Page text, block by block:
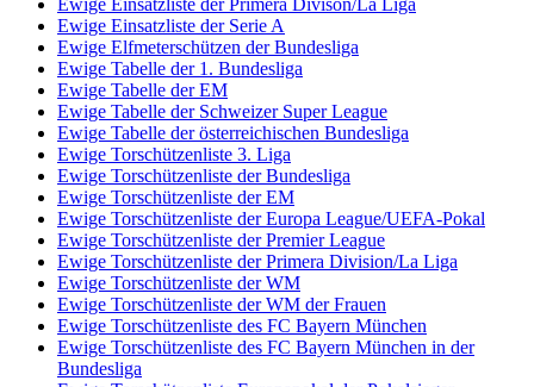
Ewige Einsatzliste der Primera Divison/La Liga
Ewige Einsatzliste der Serie A
Ewige Elfmeterschützen der Bundesliga
Ewige Tabelle der 1. Bundesliga
Ewige Tabelle der EM
Ewige Tabelle der Schweizer Super League
Ewige Tabelle der österreichischen Bundesliga
Ewige Torschützenliste 3. Liga
Ewige Torschützenliste der Bundesliga
Ewige Torschützenliste der EM
Ewige Torschützenliste der Europa League/UEFA-Pokal
Ewige Torschützenliste der Premier League
Ewige Torschützenliste der Primera Division/La Liga
Ewige Torschützenliste der WM
Ewige Torschützenliste der WM der Frauen
Ewige Torschützenliste des FC Bayern München
Ewige Torschützenliste des FC Bayern München in der
Bundesliga